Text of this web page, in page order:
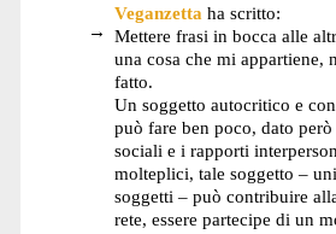
Veganzetta ha scritto:
Mettere frasi in bocca alle
una cosa che mi appartiene,
fatto.
Un soggetto autocritico e
può fare ben poco, dato
sociali e i rapporti
molteplici, tale soggetto –
soggetti – può contribuire
rete, essere partecipe di un